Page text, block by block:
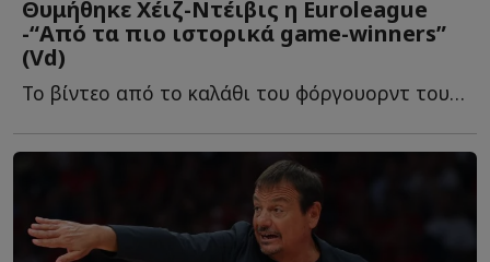
Θυμήθηκε Χέιζ-Ντέιβις η Euroleague
-“Από τα πιο ιστορικά game-winners”
(Vd)
To βίντεο από το καλάθι του φόργουορντ του Παναθηναϊκού, π...